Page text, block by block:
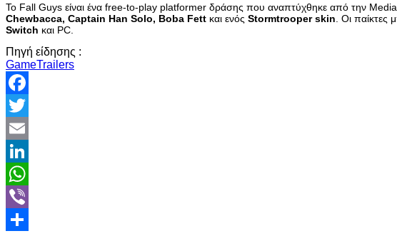
Το Fall Guys είναι ένα free-to-play platformer δράσης που αναπτύχθηκε από την
Chewbacca, Captain Han Solo, Boba Fett και ενός Stormtrooper skin . Οι
Switch και PC.
Πηγή είδησης :
GameTrailers
Facebook
Twitter
Email
LinkedIn
WhatsApp
Viber